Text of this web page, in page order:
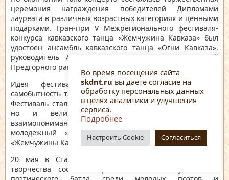
церемония награждения победителей Дипломами
лауреата в различных возрастных категориях и ценными
подарками. Гран-при V Межрегионального фестиваля-
конкурса кавказского танца «Жемчужина Кавказа» был
удостоен ансамбль кавказского танца «Огни Кавказа»,
руководитель Авраам Топузидис из ст. Ессентукской
Предгорного района.
Идея фестиваля — показать уникальность и
самобытность танцев народов Кавказа была достигнута.
Фестиваль стал не только ярким творческим событием,
но и великолепным праздником дружбы и
взаимопонимания. Это особенно важно, учитывая его
молодёжный «акцент», – самым юным участникам
«Жемчужины Кавказа» меньше шести лет
20 мая в Ставропольском краевом Доме народного
творчества состоялся
Во время посещения сайта
skdnt.ru вы даёте согласие на
обработку персональных данных
в целях аналитики и улучшения
сервиса.
Подробнее
Настроить Cookie Согласиться